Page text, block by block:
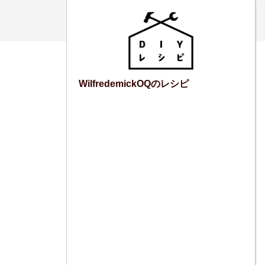
WilfredemickOQのレシピ